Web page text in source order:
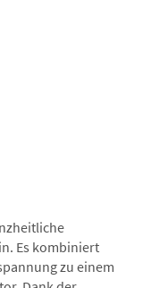
Es kombiniert
zu einem